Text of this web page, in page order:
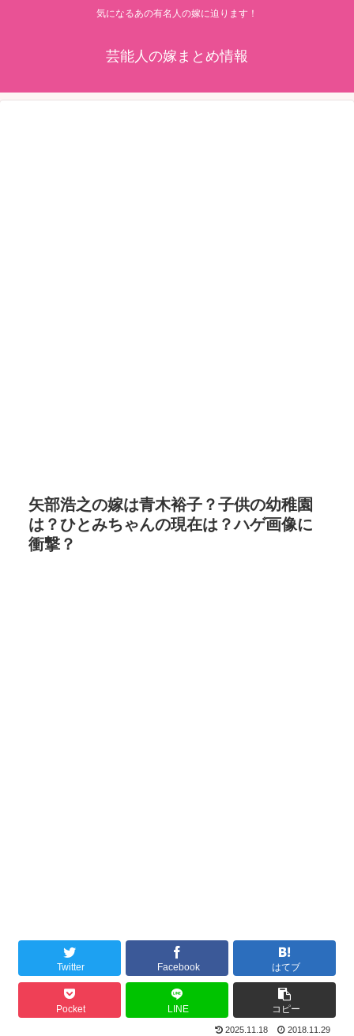
気になるあの有名人の嫁に迫ります！
芸能人の嫁まとめ情報
矢部浩之の嫁は青木裕子？子供の幼稚園
は？ひとみちゃんの現在は？ハゲ画像に
衝撃？
Twitter Facebook はてブ
Pocket LINE コピー
2025.11.18 2018.11.29